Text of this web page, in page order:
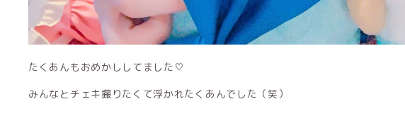
たくあんもおめかししてました♡
みんなとチェキ撮りたくて浮かれたくあんでした（笑）